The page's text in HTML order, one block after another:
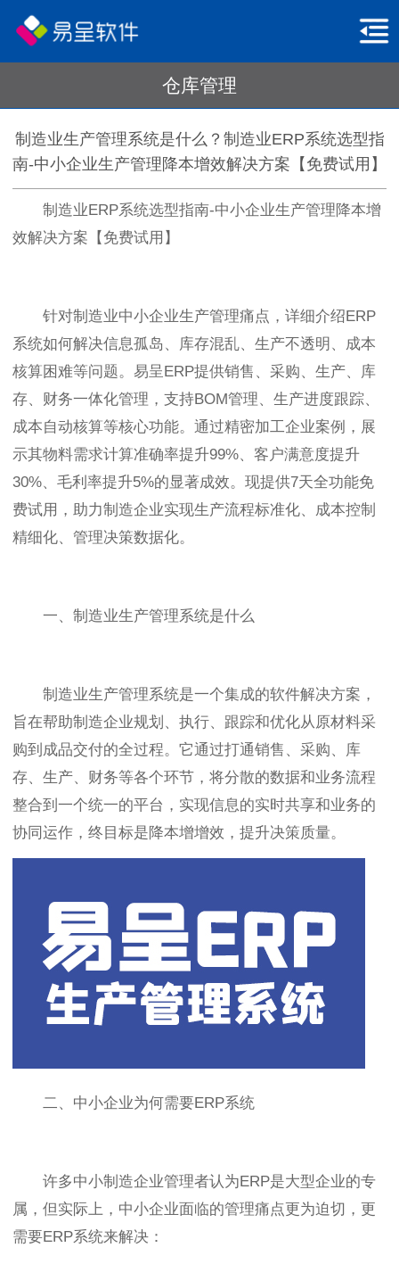
仓库管理
制造业生产管理系统是什么？制造业ERP系统选型指
南-中小企业生产管理降本增效解决方案【免费试用】
制造业ERP系统选型指南-中小企业生产管理降本增
效解决方案【免费试用】
针对制造业中小企业生产管理痛点，详细介绍ERP
系统如何解决信息孤岛、库存混乱、生产不透明、成本
核算困难等问题。易呈ERP提供销售、采购、生产、库
存、财务一体化管理，支持BOM管理、生产进度跟踪、
成本自动核算等核心功能。通过精密加工企业案例，展
示其物料需求计算准确率提升99%、客户满意度提升
30%、毛利率提升5%的显著成效。现提供7天全功能免
费试用，助力制造企业实现生产流程标准化、成本控制
精细化、管理决策数据化。
一、制造业生产管理系统是什么
制造业生产管理系统是一个集成的软件解决方案，
旨在帮助制造企业规划、执行、跟踪和优化从原材料采
购到成品交付的全过程。它通过打通销售、采购、库
存、生产、财务等各个环节，将分散的数据和业务流程
整合到一个统一的平台，实现信息的实时共享和业务的
协同运作，终目标是降本增增效，提升决策质量。
二、中小企业为何需要ERP系统
许多中小制造企业管理者认为ERP是大型企业的专
属，但实际上，中小企业面临的管理痛点更为迫切，更
需要ERP系统来解决：